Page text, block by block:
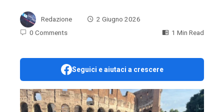
Redazione
2 Giugno 2026
0 Comments
1 Min Read
Seguici e aiutaci a crescere